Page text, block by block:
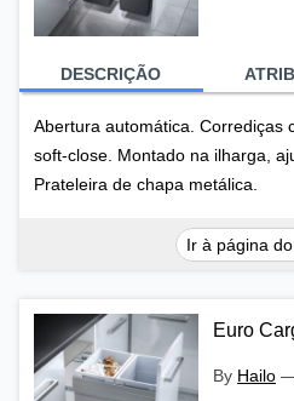
DESCRIÇÃO
Abertura automática. Corrediças
soft-close. Montado na ilharga,
Prateleira de chapa metálica.
Ir à página
Euro
By Hailo